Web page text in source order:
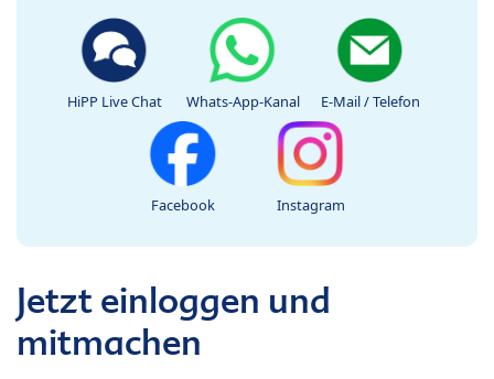
HiPP Live Chat Whats-App-Kanal E-Mail / Telefon
Facebook Instagram
Jetzt einloggen und
mitmachen